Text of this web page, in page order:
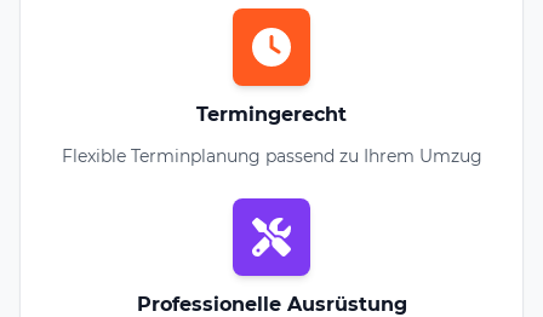
Termingerecht
Flexible Terminplanung passend zu Ihrem Umzug
Professionelle Ausrüstung